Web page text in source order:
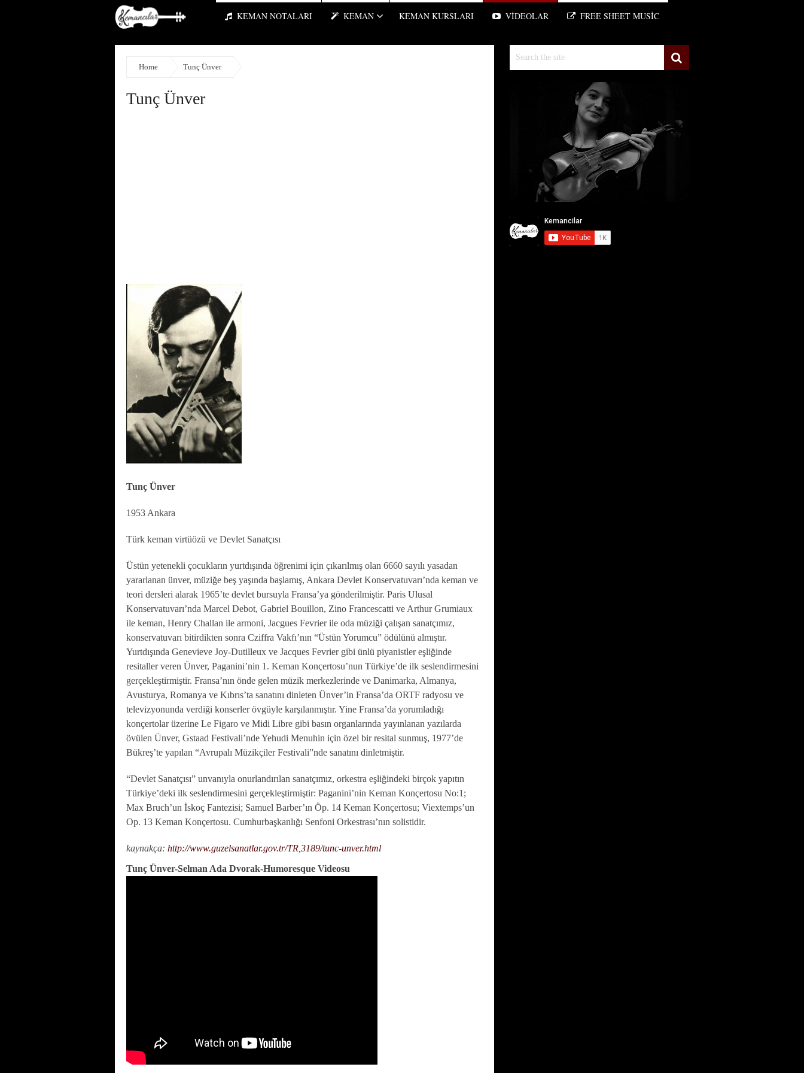
KEMAN NOTALARI KEMAN KEMAN KURSLARI VIDEOLAR FREE SHEET MUSIC
Home Tunç Ünver
Tunç Ünver
Tunç Ünver
1953 Ankara
Türk keman virtüözü ve Devlet Sanatçısı
Üstün yetenekli çocukların yurtdışında öğrenimi için çıkarılmış olan 6660 sayılı yasadan
yararlanan ünver, müziğe beş yaşında başlamış, Ankara Devlet Konservatuvarı’nda keman ve
teori dersleri alarak 1965’te devlet bursuyla Fransa’ya gönderilmiştir. Paris Ulusal
Konservatuvarı’nda Marcel Debot, Gabriel Bouillon, Zino Francescatti ve Arthur Grumiaux
ile keman, Henry Challan ile armoni, Jacgues Fevrier ile oda müziği çalışan sanatçımız,
konservatuvarı bitirdikten sonra Cziffra Vakfı’nın “Üstün Yorumcu” ödülünü almıştır.
Yurtdışında Genevieve Joy-Dutilleux ve Jacques Fevrier gibi ünlü piyanistler eşliğinde
resitaller veren Ünver, Paganini’nin 1. Keman Konçertosu’nun Türkiye’de ilk seslendirmesini
gerçekleştirmiştir. Fransa’nın önde gelen müzik merkezlerinde ve Danimarka, Almanya,
Avusturya, Romanya ve Kıbrıs’ta sanatını dinleten Ünver’in Fransa’da ORTF radyosu ve
televizyonunda verdiği konserler övgüyle karşılanmıştır. Yine Fransa’da yorumladığı
konçertolar üzerine Le Figaro ve Midi Libre gibi basın organlarında yayınlanan yazılarda
övülen Ünver, Gstaad Festivali’nde Yehudi Menuhin için özel bir resital sunmuş, 1977’de
Bükreş’te yapılan “Avrupalı Müzikçiler Festivali”nde sanatını dinletmiştir.
“Devlet Sanatçısı” unvanıyla onurlandırılan sanatçımız, orkestra eşliğindeki birçok yapıtın
Türkiye’deki ilk seslendirmesini gerçekleştirmiştir: Paganini’nin Keman Konçertosu No:1;
Max Bruch’un İskoç Fantezisi; Samuel Barber’ın Öp. 14 Keman Konçertosu; Viextemps’un
Op. 13 Keman Konçertosu. Cumhurbaşkanlığı Senfoni Orkestrası’nın solistidir.
kaynakça: http://www.guzelsanatlar.gov.tr/TR,3189/tunc-unver.html
Tunç Ünver-Selman Ada Dvorak-Humoresque Videosu